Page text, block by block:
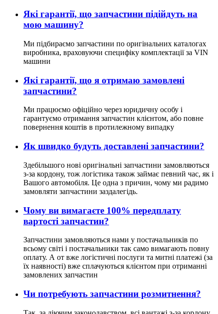
Які гарантії, що запчастини підійдуть на
мою машину?
Ми підбираємо запчастини по оригінальних каталогах
виробника, враховуючи специфіку комплектації за VIN
машини
Які гарантії, що я отримаю замовлені
запчастини?
Ми працюємо офіційно через юридичну особу і
гарантуємо отримання запчастин клієнтом, або повне
повернення коштів в протилежному випадку
Як швидко будуть доставлені запчастини?
Здебільшого нові оригінальні запчастини замовляються
з-за кордону, тож логістика також займає певний час, як і
Вашого автомобіля. Це одна з причин, чому ми радимо
замовляти запчастини заздалегідь.
Чому ви вимагаєте 100% передплату
вартості запчастин?
Запчастини замовляються нами у постачальників по
всьому світі і постачальники так само вимагають повну
оплату. А от вже логістичні послуги та митні платежі (за
їх наявності) вже сплачуються клієнтом при отриманні
замовлених запчастин
Чи потребують запчастини розмитнення?